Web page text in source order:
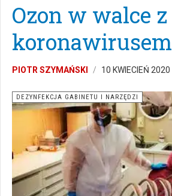
Ozon w walce z
koronawirusem
PIOTR SZYMAŃSKI 10 KWIECIEŃ 2020
DEZYNFEKCJA GABINETU I NARZĘDZI